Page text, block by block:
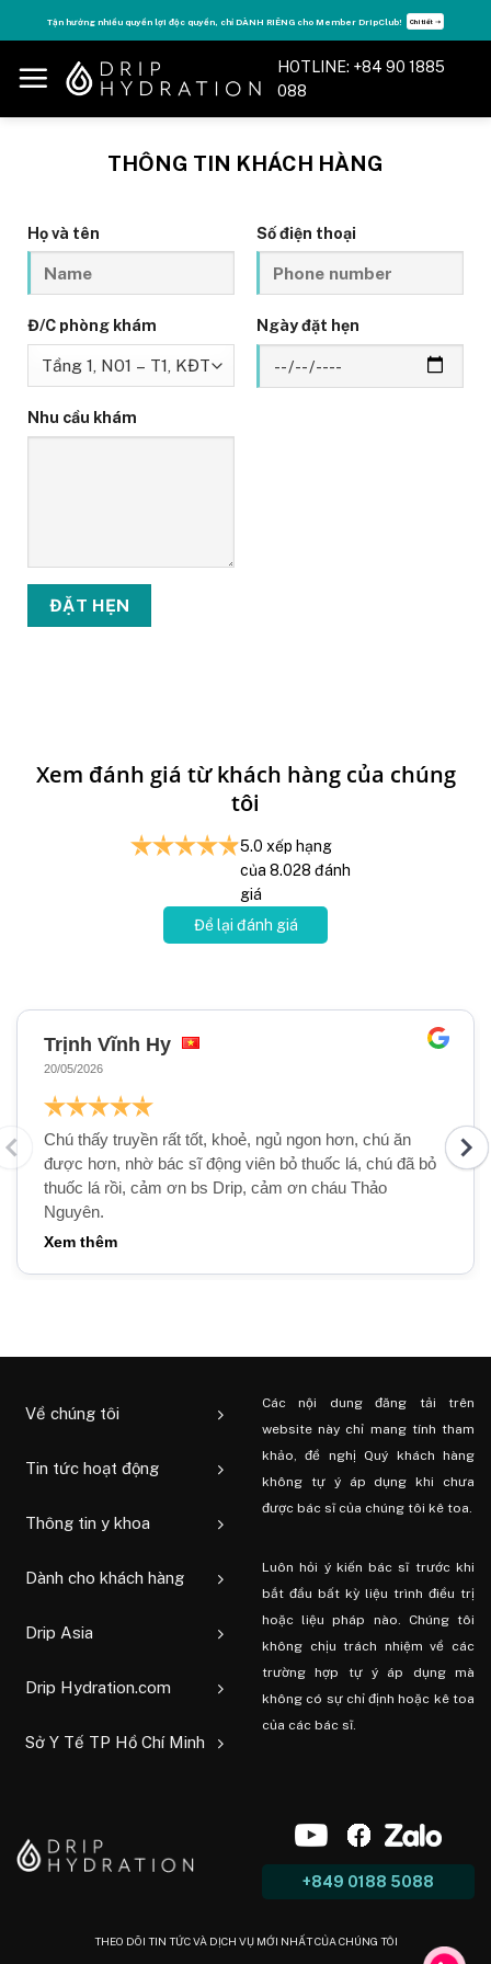
to
content
Tận hưởng nhiều quyền lợi độc quyền, chỉ DÀNH RIÊNG cho Member DripClub! Chi tiết ➝
HOTLINE: +84 90 1885
088
THÔNG TIN KHÁCH HÀNG
Họ và tên Số điện thoại
Đ/C phòng khám Ngày đặt hẹn
Nhu cầu khám
Xem đánh giá từ khách hàng của chúng
tôi
5.0 xếp hạng
của 8.028 đánh
giá
Để lại đánh giá
Trịnh Vĩnh Hy
20/05/2026
Chú thấy truyền rất tốt, khoẻ, ngủ ngon hơn, chú ăn
được hơn, nhờ bác sĩ động viên bỏ thuốc lá, chú đã bỏ
thuốc lá rồi, cảm ơn bs Drip, cảm ơn cháu Thảo
Nguyên.
Về chúng tôi
Tin tức hoạt động
Thông tin y khoa
Dành cho khách hàng
Drip Asia
Drip Hydration.com
Sở Y Tế TP Hồ Chí Minh
Các nội dung đăng tải trên
website này chỉ mang tính tham
khảo, đề nghị Quý khách hàng
không tự ý áp dụng khi chưa
được bác sĩ của chúng tôi kê toa.
Luôn hỏi ý kiến ​​bác sĩ trước khi
bắt đầu bất kỳ liệu trình điều trị
hoặc liệu pháp nào. Chúng tôi
không chịu trách nhiệm về các
trường hợp tự ý áp dụng mà
không có sự chỉ định hoặc kê toa
của các bác sĩ.
+849 0188 5088
THEO DÕI TIN TỨC VÀ DỊCH VỤ MỚI NHẤT CỦA CHÚNG TÔI